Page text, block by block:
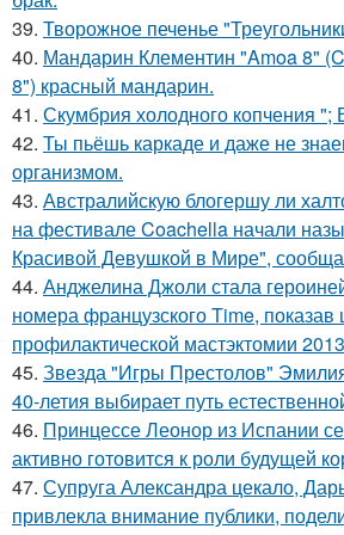
39. Творожное печенье
40. Мандарин Клементин "Amoa 8"
8") красный мандарин.
41. Скумбрия холодного копчения
42. Ты пьёшь каркаде и даже не
организмом.
43. Австралийскую блогершу ли
на фестивале Coachella начали
Красивой Девушкой в Мире",
44. Анджелина Джоли стала
номера французского Time,
профилактической мастэктомии
45. Звезда "Игры Престолов"
40-летия выбирает путь
46. Принцессе Леонор из Испании
активно готовится к роли будущей
47. Супруга Александра цекало,
привлекла внимание публики,